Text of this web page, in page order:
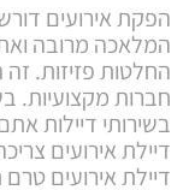
הפקת אירועים
המלאכה מרובה
החלטות פזיזות. זה
חברות
בשירותי דיילות
דיילת אירועים
דיילת אירועים